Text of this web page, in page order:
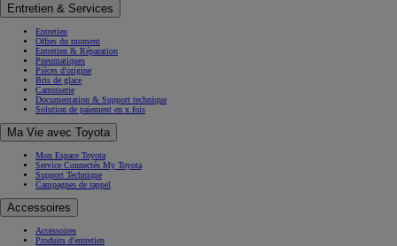
Entretien & Services
Entretien
Offres du moment
Entretien & Réparation
Pneumatiques
Pièces d'origine
Bris de glace
Carrosserie
Documentation & Support technique
Solution de paiement en x fois
Ma Vie avec Toyota
Mon Espace Toyota
Service Connectés My Toyota
Support Technique
Campagnes de rappel
Accessoires
Accessoires
Produits d'entretien